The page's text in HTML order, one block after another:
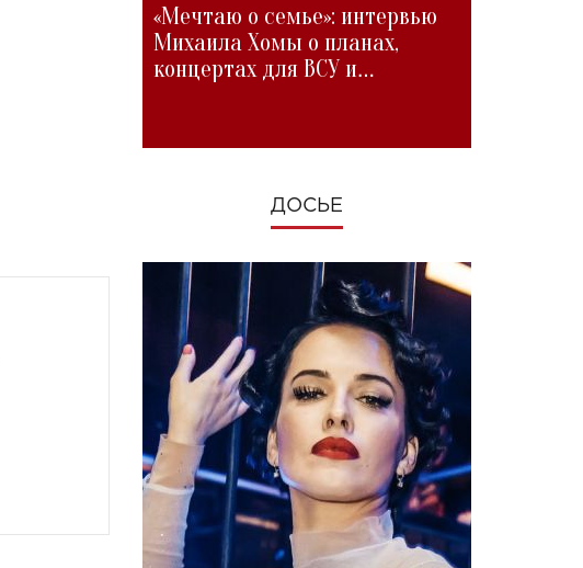
«Мечтаю о семье»: интервью
Михаила Хомы о планах,
концертах для ВСУ и
ДОСЬЕ